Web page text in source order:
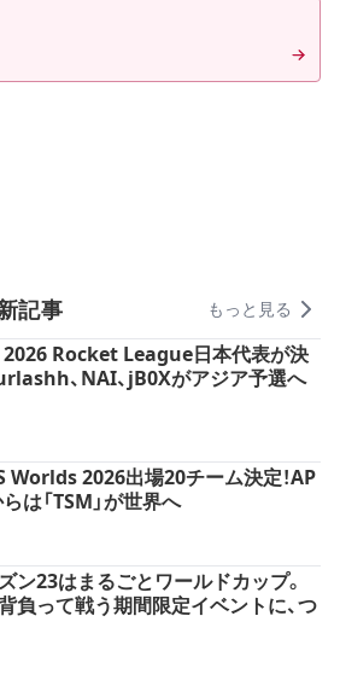
記事 もっと見る
2026 Rocket League日本代表が決
、NAI、jB0Xがアジア予選へ
Worlds 2026出場20チーム決定！AP
は「TSM」が世界へ
ン23はまるごとワールドカップ。
負って戦う期間限定イベントに、つ